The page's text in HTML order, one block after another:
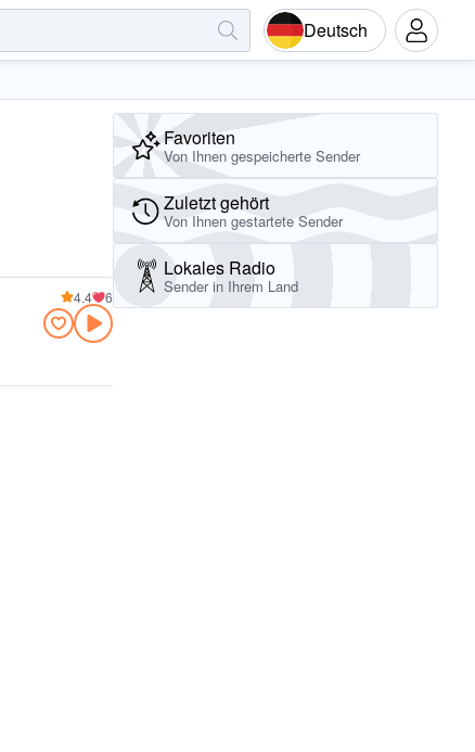
Deutsch
4.4 6
Favoriten
Von Ihnen gespeicherte Sender
Zuletzt gehört
Von Ihnen gestartete Sender
Lokales Radio
Sender in Ihrem Land